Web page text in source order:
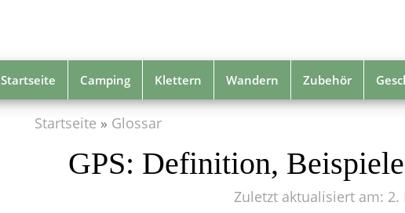
Startseite Camping Klettern Wandern Zubehör
Startseite Glossar
GPS: Definition,
Zuletzt aktualisiert am: 2.